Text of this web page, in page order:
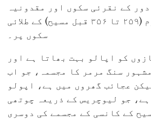
کے نقرئی سکوں اور مقدونیہ
کے فلپ دوم (۲۵۹ تا ۳۵۶ قبل مسیح) کے طلائی
سکوں پر۔
کو اپالو بہت بھاتا ہے اور
سنگ مرمر کا مجسمہ، جو اب
عجائب گھروں میں ہے، اپولو
جو لیوچریس کے ذریعہ چوتھی
کے کانسی کے مجسمے کی دوسری